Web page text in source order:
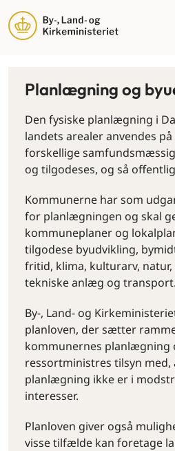
Planlægning og
Den fysiske planlægning i
landets arealer anvendes på
forskellige
og tilgodeses, og så
Kommunerne har som
for planlægningen og skal
kommuneplaner og
tilgodese byudvikling,
fritid, klima, kulturarv,
tekniske anlæg og transport.
By-, Land- og
planloven, der sætter
kommunernes planlægning
ressortministres tilsyn
planlægning ikke er i
interesser.
Planloven giver også
visse tilfælde kan foretage